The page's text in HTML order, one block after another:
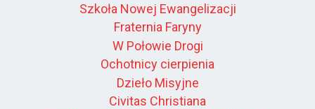
Szkoła Nowej Ewangelizacji
Fraternia Faryny
W Połowie Drogi
Ochotnicy cierpienia
Dzieło Misyjne
Civitas Christiana